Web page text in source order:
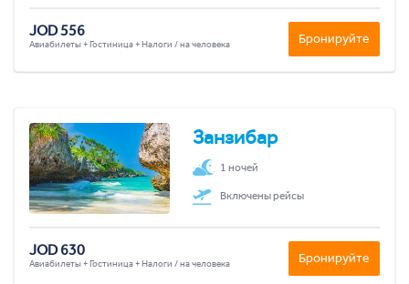
JOD 556
Авиабилеты + Гостиница + Налоги / на человека Бронируйте
Занзибар
1 ночей
Включены рейсы
JOD 630
Авиабилеты + Гостиница + Налоги / на человека Бронируйте